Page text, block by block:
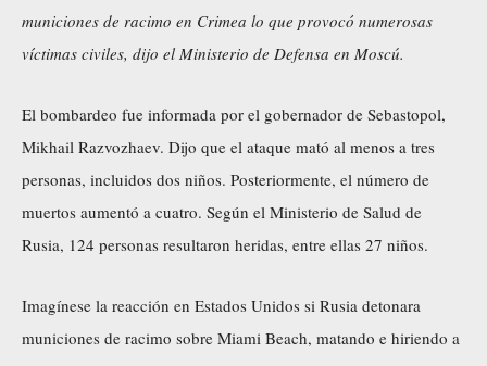
municiones de racimo en Crimea lo que provocó numerosas
víctimas civiles, dijo el Ministerio de Defensa en Moscú.
El bombardeo fue informada por el gobernador de Sebastopol,
Mikhail Razvozhaev. Dijo que el ataque mató al menos a tres
personas, incluidos dos niños. Posteriormente, el número de
muertos aumentó a cuatro. Según el Ministerio de Salud de
Rusia, 124 personas resultaron heridas, entre ellas 27 niños.
Imagínese la reacción en Estados Unidos si Rusia detonara
municiones de racimo sobre Miami Beach, matando e hiriendo a